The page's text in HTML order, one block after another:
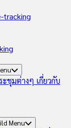
tracking
ชุมต่างๆ เกี่ยวกับ
Menu